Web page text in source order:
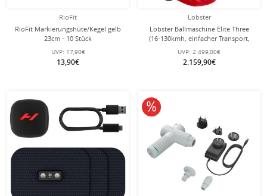
RioFit
RioFit Markierungshüte/Kegel gelb
23cm - 10 Stück
UVP: 17,90€
13,90€
Lobster
Lobster Ballmaschine Elite Three
(16-130kmh, einfacher Transport,
Akku bis zu 8h, Oszillator)
UVP: 2.499,00€
2.159,90€
10% reduziert